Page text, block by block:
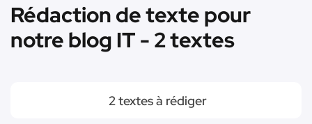
Rédaction de texte pour
notre blog IT - 2 textes
2 textes à rédiger